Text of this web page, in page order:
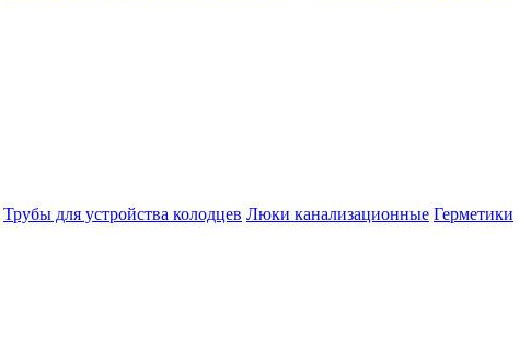
Трубы для устройства колодцев Люки канализационные Герметики